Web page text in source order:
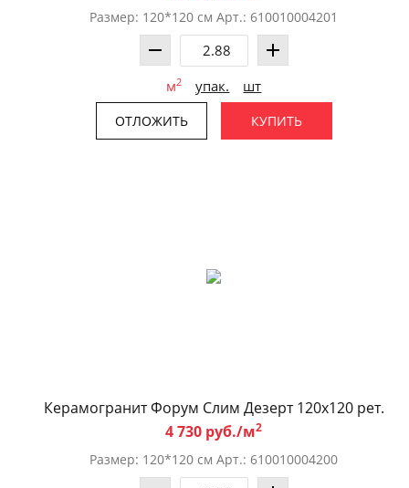
Размер: 120*120 см Арт.: 610010004201
м2 упак. шт
ОТЛОЖИТЬ КУПИТЬ
Керамогранит Форум Слим Дезерт 120x120 рет.
4 730 руб./м2
Размер: 120*120 см Арт.: 610010004200